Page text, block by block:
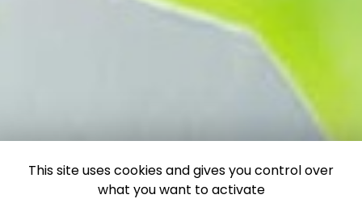
This site uses cookies and gives you control over
what you want to activate